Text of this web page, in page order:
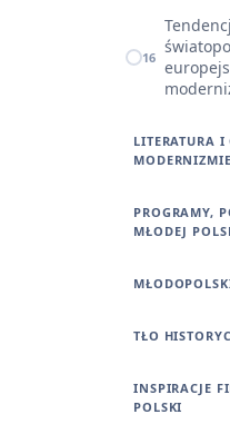
16
LITERATURA
MODERNIZMIE
PROGRAMY,
MŁODEJ
TŁO
INSPIRACJE
POLSKI